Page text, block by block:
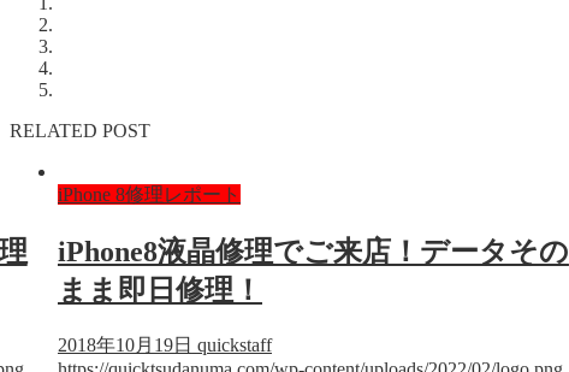
RELATED POST
iPhone 8修理レポート
iPhone8液晶修理でご来店！データその
まま即日修理！
2018年10月19日 quickstaff